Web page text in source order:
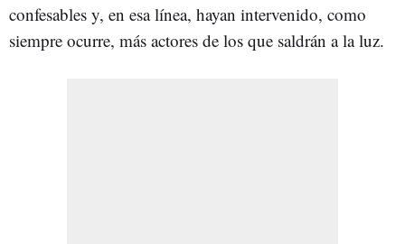
confesables y, en esa línea, hayan intervenido, como
siempre ocurre, más actores de los que saldrán a la luz.